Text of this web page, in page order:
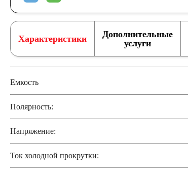
Характеристики
Дополнительные
услуги
Емкость
Полярность:
Напряжение:
Ток холодной прокрутки: